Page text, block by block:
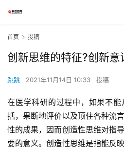
首页 投稿
创新思维的特征?创新意
跳跳 2021年11月14日 10:33 投稿
在医学科研的过程中，如果不
括，果断地评价以及顶住各种流
性的成果，因而创造性思维对指
要的意义。创造性思维是指能反